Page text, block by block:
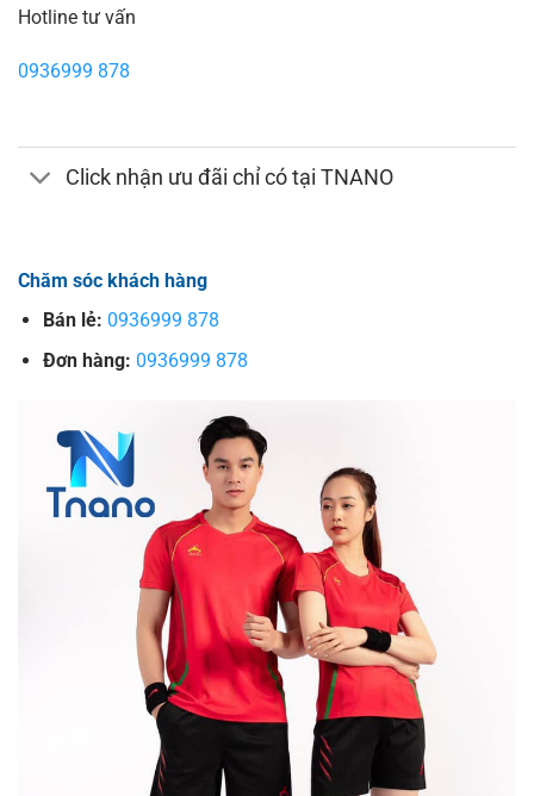
Hotline tư vấn
0936999 878
Click nhận ưu đãi chỉ có tại TNANO
Chăm sóc khách hàng
Bán lẻ: 0936999 878
Đơn hàng: 0936999 878